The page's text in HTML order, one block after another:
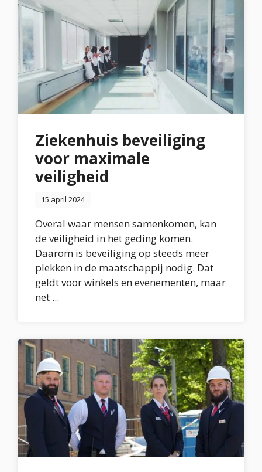
Ziekenhuis beveiliging
voor maximale
veiligheid
15 april 2024
Overal waar mensen samenkomen, kan
de veiligheid in het geding komen.
Daarom is beveiliging op steeds meer
plekken in de maatschappij nodig. Dat
geldt voor winkels en evenementen, maar
net ...